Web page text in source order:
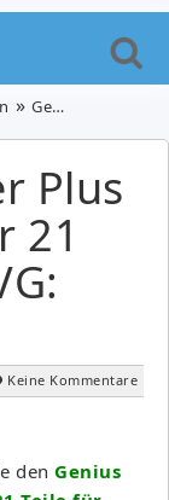
Genius Nicer Dicer Plus Gemüseschneider 21 Teile für 39,95€ (VG: 66,85€)
Plus
21
Keine Kommentare
den Genius